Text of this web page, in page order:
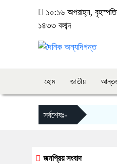
১০:১৬ অপরাহ্ন,
১৪৩৩ বঙ্গাব্দ
হোম জাতীয়
সর্বশেষঃ-
জনপ্রিয় সংবাদ